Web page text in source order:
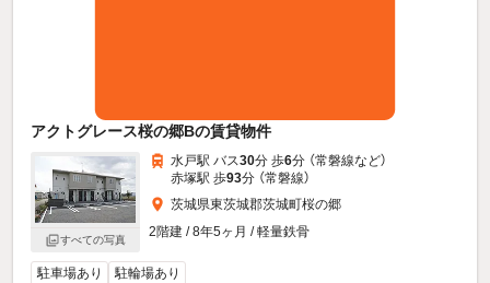
アクトグレース桜の郷Bの賃貸物件
すべての写真
水戸駅 バス30分 歩6分 （常磐線など）
赤塚駅 歩93分 （常磐線）
茨城県東茨城郡茨城町桜の郷
2階建 / 8年5ヶ月 / 軽量鉄骨
駐車場あり 駐輪場あり